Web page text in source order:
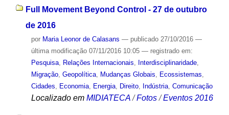
Full Movement Beyond Control - 27 de outubro
de 2016
por Maria Leonor de Calasans — publicado27/10/2016 —
última modificação07/11/2016 10:05 — registrado em:
Pesquisa, Relações Internacionais, Interdisciplinaridade,
Migração, Geopolítica, Mudanças Globais, Ecossistemas,
Cidades, Economia, Energia, Direito, Indústria, Comunicação
Localizado em MIDIATECA /Fotos /Eventos 2016